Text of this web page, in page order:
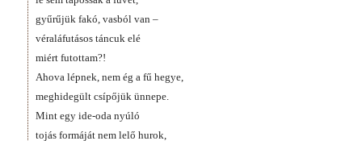
gyűrűjük fakó, vasból van –
véraláfutásos táncuk elé
miért futottam?!
Ahova lépnek, nem ég a fű hegye,
meghidegült csípőjük ünnepe.
Mint egy ide-oda nyúló
tojás formáját nem lelő hurok,